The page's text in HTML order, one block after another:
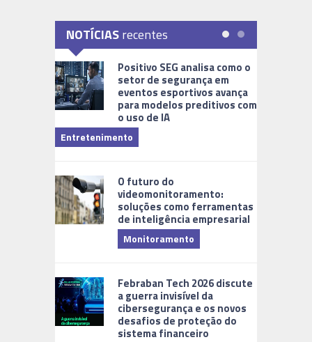
NOTÍCIASrecentes
Positivo SEG analisa como o
setor de segurança em
eventos esportivos avança
para modelos preditivos com
o uso de IA
Entretenimento
O futuro do
videomonitoramento:
soluções como ferramentas
de inteligência empresarial
Monitoramento
Febraban Tech 2026 discute
a guerra invisível da
cibersegurança e os novos
desafios de proteção do
sistema financeiro